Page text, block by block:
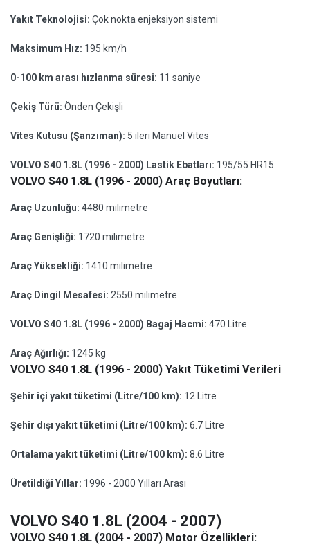
Yakıt Teknolojisi: Çok nokta enjeksiyon sistemi
Maksimum Hız: 195 km/h
0-100 km arası hızlanma süresi: 11 saniye
Çekiş Türü: Önden Çekişli
Vites Kutusu (Şanzıman): 5 ileri Manuel Vites
VOLVO S40 1.8L (1996 - 2000) Lastik Ebatları: 195/55 HR15
VOLVO S40 1.8L (1996 - 2000) Araç Boyutları:
Araç Uzunluğu: 4480 milimetre
Araç Genişliği: 1720 milimetre
Araç Yüksekliği: 1410 milimetre
Araç Dingil Mesafesi: 2550 milimetre
VOLVO S40 1.8L (1996 - 2000) Bagaj Hacmi: 470 Litre
Araç Ağırlığı: 1245 kg
VOLVO S40 1.8L (1996 - 2000) Yakıt Tüketimi Verileri
Şehir içi yakıt tüketimi (Litre/100 km): 12 Litre
Şehir dışı yakıt tüketimi (Litre/100 km): 6.7 Litre
Ortalama yakıt tüketimi (Litre/100 km): 8.6 Litre
Üretildiği Yıllar: 1996 - 2000 Yılları Arası
VOLVO S40 1.8L (2004 - 2007)
VOLVO S40 1.8L (2004 - 2007) Motor Özellikleri: